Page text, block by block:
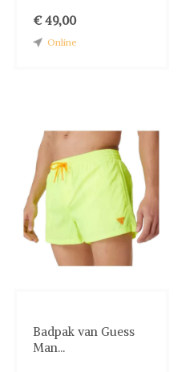
€ 49,00
Online
Badpak van Guess
Man...